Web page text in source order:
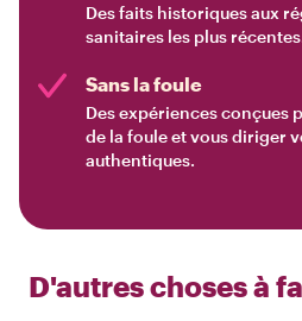
Des faits historiques aux
sanitaires les plus
Sans la foule
Des expériences conçues
de la foule et vous diriger
authentiques.
D'autres choses à